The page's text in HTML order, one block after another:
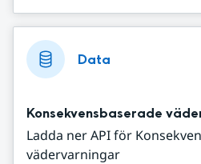
Data
Konsekvensbaserade
Ladda ner API för
vädervarningar